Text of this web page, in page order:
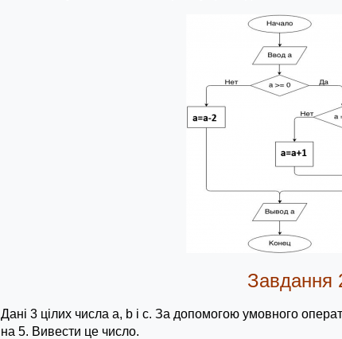
Завдання
Дані 3 цілих числа a, b і с. За допомогою умовного
на 5. Вивести це число.